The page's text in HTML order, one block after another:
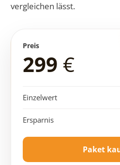
vergleichen lässt.
Preis
299 €
Einzelwert
Ersparnis
Paket